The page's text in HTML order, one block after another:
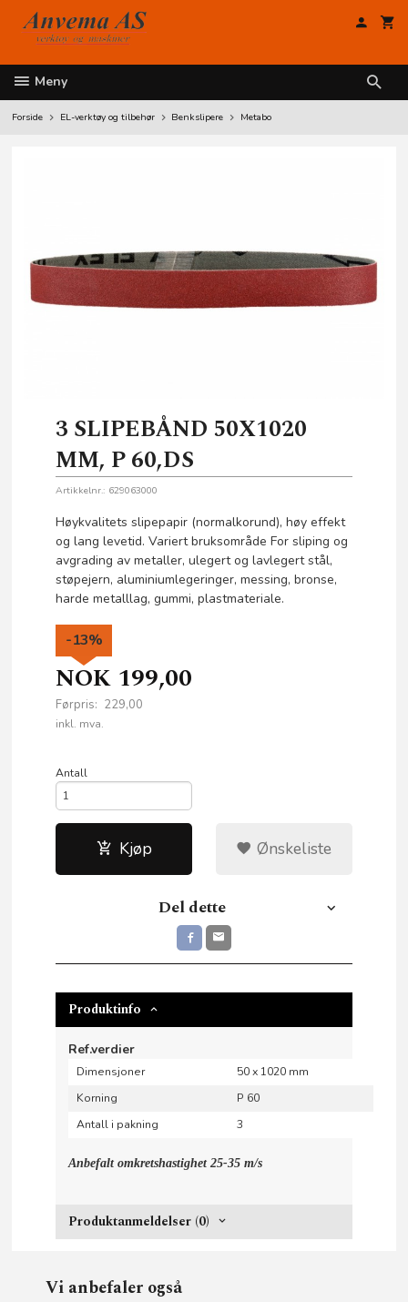
innholdet
Meny
Forside EL-verktøy og tilbehør Benkslipere Metabo
3 SLIPEBÅND 50X1020
MM, P 60,DS
Artikkelnr.: 629063000
Høykvalitets slipepapir (normalkorund), høy effekt
og lang levetid. Variert bruksområde For sliping og
avgrading av metaller, ulegert og lavlegert stål,
støpejern, aluminiumlegeringer, messing, bronse,
harde metalllag, gummi, plastmateriale.
NOK 199,00
Førpris: 229,00
Rabatt
-13%
inkl. mva.
Antall
Kjøp Ønskeliste
Del dette
Produktinfo
Ref.verdier
Dimensjoner
50 x 1020 mm
Korning
P 60
Antall i pakning
3
Anbefalt omkretshastighet 25-35 m/s
Produktanmeldelser (0)
Vi anbefaler også